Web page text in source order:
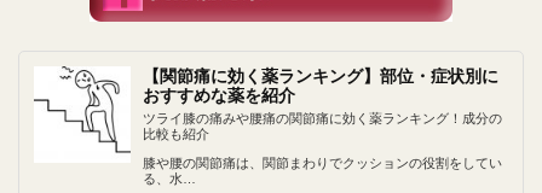
【関節痛に効く薬ランキング】部位・症状別に
おすすめな薬を紹介
ツライ膝の痛みや腰痛の関節痛に効く薬ランキング！成分の
比較も紹介
膝や腰の関節痛は、関節まわりでクッションの役割をしてい
る、水…